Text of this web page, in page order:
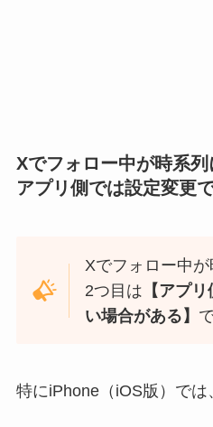
Xでフォロー中が時系
アプリ側では設定変更
Xでフォロー中
2つ目は 【アプ
い場合がある 】
特にiPhone（iOS版）では